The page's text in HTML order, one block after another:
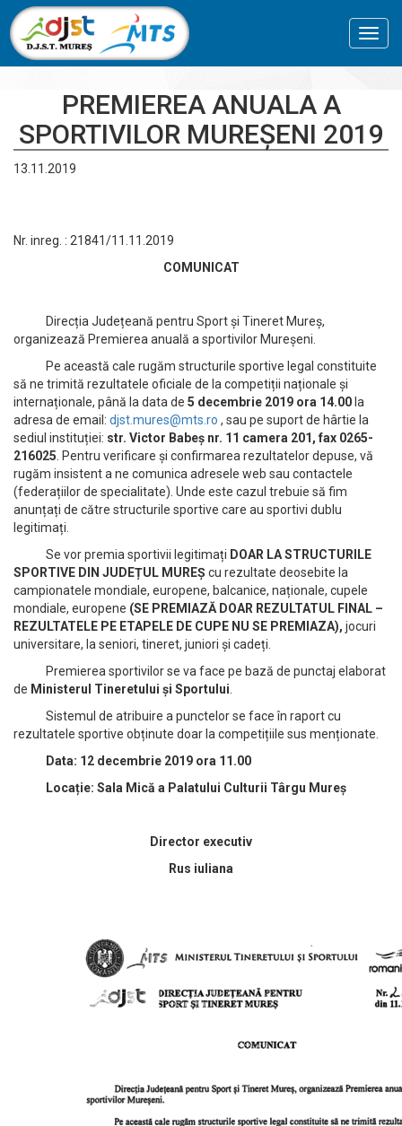
PREMIEREA ANUALA A
SPORTIVILOR MUREȘENI 2019
13.11.2019
Nr. inreg. : 21841/11.11.2019
COMUNICAT
Direcția Județeană pentru Sport și Tineret Mureș,
organizează Premierea anuală a sportivilor Mureșeni.
Pe această cale rugăm structurile sportive legal constituite
să ne trimită rezultatele oficiale de la competiții naționale și
internaționale, până la data de 5 decembrie 2019 ora 14.00 la
adresa de email: djst.mures@mts.ro , sau pe suport de hârtie la
sediul instituției: str. Victor Babeș nr. 11 camera 201, fax 0265-
216025 . Pentru verificare și confirmarea rezultatelor depuse, vă
rugăm insistent a ne comunica adresele web sau contactele
(federațiilor de specialitate). Unde este cazul trebuie să fim
anunțați de către structurile sportive care au sportivi dublu
legitimați.
Se vor premia sportivii legitimați DOAR LA STRUCTURILE
SPORTIVE DIN JUDEȚUL MUREȘ cu rezultate deosebite la
campionatele mondiale, europene, balcanice, naționale, cupele
mondiale, europene (SE PREMIAZĂ DOAR REZULTATUL FINAL –
REZULTATELE PE ETAPELE DE CUPE NU SE PREMIAZA), jocuri
universitare, la seniori, tineret, juniori și cadeți.
Premierea sportivilor se va face pe bază de punctaj elaborat
de Ministerul Tineretului și Sportului
Sistemul de atribuire a punctelor se face în raport cu
rezultatele sportive obținute doar la competițiile sus menționate.
Data: 12 decembrie 2019 ora 11.00
Locație: Sala Mică a Palatului Culturii Târgu Mureș
Director executiv
Rus iuliana